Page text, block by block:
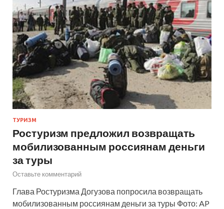
ТУРИЗМ
Ростуризм предложил возвращать
мобилизованным россиянам деньги
за туры
Оставьте комментарий
Глава Ростуризма Догузова попросила возвращать
мобилизованным россиянам деньги за туры Фото: AP